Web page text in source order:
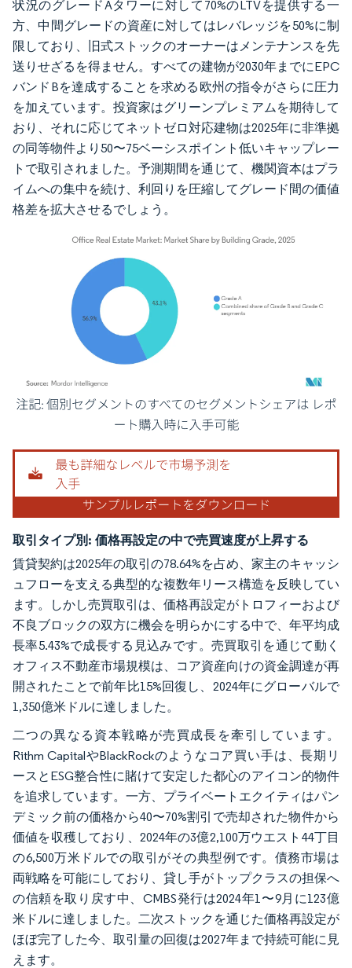
状況のグレードAタワーに対して70%のLTVを提供する一
方、中間グレードの資産に対してはレバレッジを50%に制
限しており、旧式ストックのオーナーはメンテナンスを先
送りせざるを得ません。すべての建物が2030年までにEPC
バンドBを達成することを求める欧州の指令がさらに圧力
を加えています。投資家はグリーンプレミアムを期待して
おり、それに応じてネットゼロ対応建物は2025年に非準拠
の同等物件より50〜75ベーシスポイント低いキャップレー
トで取引されました。予測期間を通じて、機関資本はプラ
イムへの集中を続け、利回りを圧縮してグレード間の価値
格差を拡大させるでしょう。
画像 © Mordor Intelligence。再利用にはCC BY 4.0の表示が必要です。
取引タイプ別: 価格再設定の中で売買速度が上昇する
賃貸契約は2025年の取引の78.64%を占め、家主のキャッシ
ュフローを支える典型的な複数年リース構造を反映してい
ます。しかし売買取引は、価格再設定がトロフィーおよび
不良ブロックの双方に機会を明らかにする中で、年平均成
長率5.43%で成長する見込みです。売買取引を通じて動く
オフィス不動産市場規模は、コア資産向けの資金調達が再
開されたことで前年比15%回復し、2024年にグローバルで
1,350億米ドルに達しました。
二つの異なる資本戦略が売買成長を牽引しています。
Rithm CapitalやBlackRockのようなコア買い手は、長期リ
ースとESG整合性に賭けて安定した都心のアイコン的物件
を追求しています。一方、プライベートエクイティはパン
デミック前の価格から40〜70%割引で売却された物件から
価値を収穫しており、2024年の3億2,100万ウエスト44丁目
の6,500万米ドルでの取引がその典型例です。債務市場は
両戦略を可能にしており、貸し手がトップクラスの担保へ
の信頼を取り戻す中、CMBS発行は2024年1〜9月に123億
米ドルに達しました。二次ストックを通じた価格再設定が
ほぼ完了した今、取引量の回復は2027年まで持続可能に見
えます。